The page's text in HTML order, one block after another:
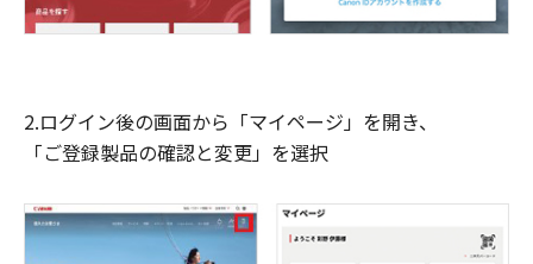
2.ログイン後の画面から「マイページ」を開き、
「ご登録製品の確認と変更」を選択